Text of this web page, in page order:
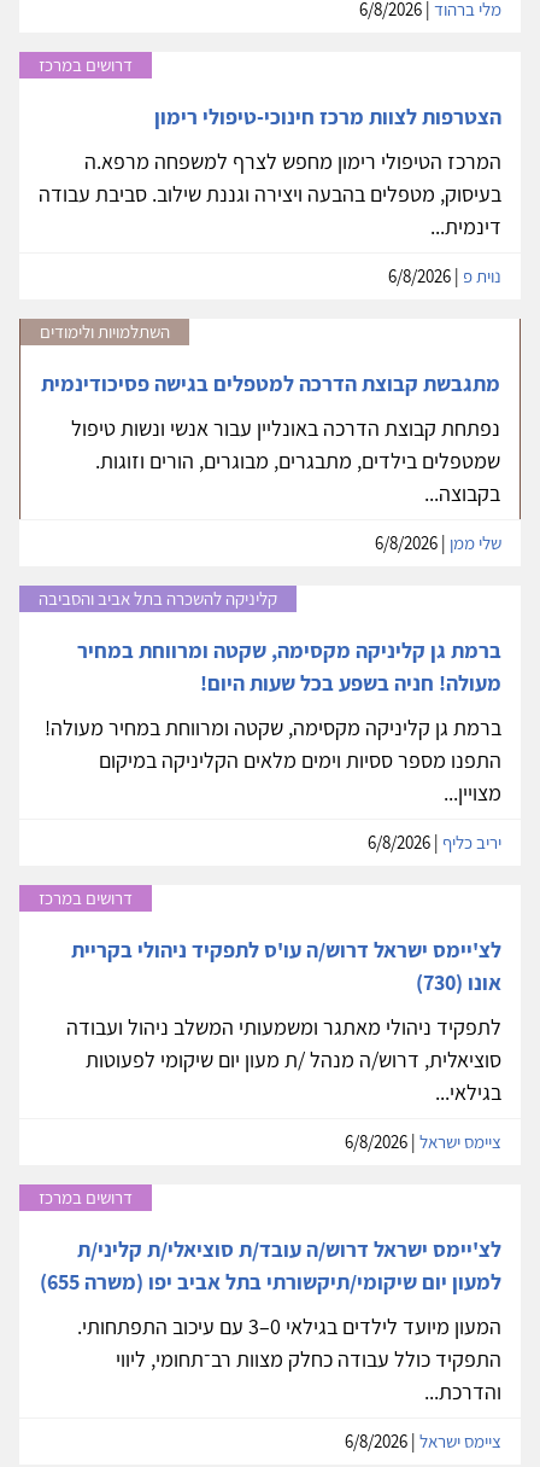
מלי ברהוד
דרושים במרכז
הצטרפות לצוות מרכז חינוכי-טיפולי רימון
המרכז הטיפולי רימון מחפש לצרף למשפחה מרפא.ה
בעיסוק, מטפלים בהבעה ויצירה וגננת שילוב. סביבת עבודה
דינמית...
נוית פ
השתלמויות ולימודים
מתגבשת קבוצת הדרכה למטפלים בגישה פסיכודינמית
נפתחת קבוצת הדרכה באונליין עבור אנשי ונשות טיפול
שמטפלים בילדים, מתבגרים, מבוגרים, הורים וזוגות.
בקבוצה...
שלי ממן
קליניקה להשכרה בתל אביב והסביבה
ברמת גן קליניקה מקסימה, שקטה ומרווחת במחיר
מעולה! חניה בשפע בכל שעות היום!
ברמת גן קליניקה מקסימה, שקטה ומרווחת במחיר מעולה!
התפנו מספר ססיות וימים מלאים הקליניקה במיקום
מצויין...
יריב כליף
דרושים במרכז
לצ'יימס ישראל דרוש/ה עו'ס לתפקיד ניהולי בקריית
אונו (730)
לתפקיד ניהולי מאתגר ומשמעותי המשלב ניהול ועבודה
סוציאלית, דרוש/ה מנהל /ת מעון יום שיקומי לפעוטות
בגילאי...
ציימס ישראל
דרושים במרכז
לצ'יימס ישראל דרוש/ה עובד/ת סוציאלי/ת קליני/ת
למעון יום שיקומי/תיקשורתי בתל אביב יפו (משרה 655)
המעון מיועד לילדים בגילאי 0–3 עם עיכוב התפתחותי.
התפקיד כולל עבודה כחלק מצוות רב־תחומי, ליווי
והדרכת...
ציימס ישראל